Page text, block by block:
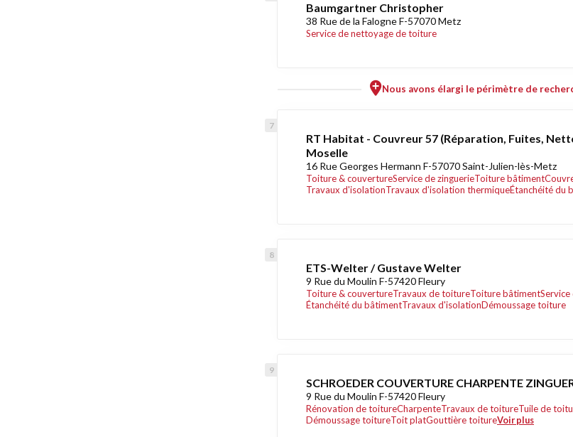
Baumgartner Christopher
38 Rue de la Falogne F-57070 Metz
Service de nettoyage de toiture
Nous avons élargi le périmètre de
RT Habitat - Couvreur 57 (Réparation, Fuites,
Moselle
16 Rue Georges Hermann F-57070 Saint-Julien-lès-Metz
Toiture & couvertureService de zinguerieToiture bâtiment
Travaux d'isolationTravaux d'isolation thermiqueÉtanchéité du
ETS-Welter / Gustave Welter
9 Rue du Moulin F-57420 Fleury
Toiture & couvertureTravaux de toitureToiture bâtiment
Étanchéité du bâtimentTravaux d'isolationDémoussage toiture
SCHROEDER COUVERTURE CHARPENTE
9 Rue du Moulin F-57420 Fleury
Rénovation de toitureCharpenteTravaux de toitureTuile de
Démoussage toitureToit platGouttière toitureVoir plus